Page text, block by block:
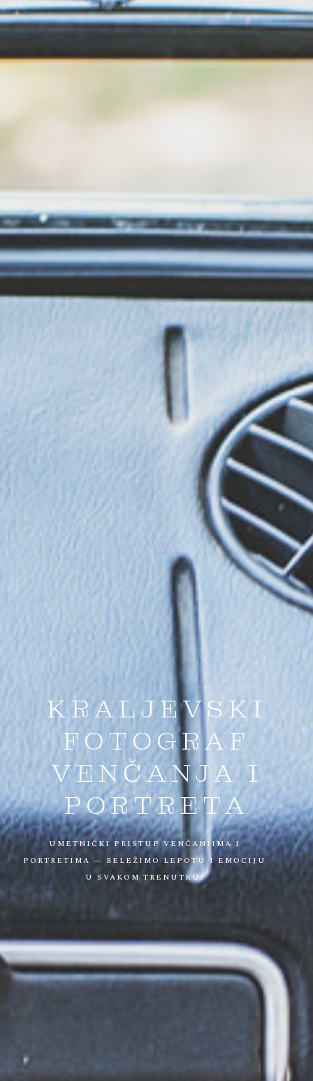
KRALJEVSKI
FOTOGRAF
VENČANJA I
PORTRETA
UMETNIČKI PRISTUP VENČANJIMA I
PORTRETIMA — BELEŽIMO LEPOTU I EMOCIJU
U SVAKOM TRENUTKU.